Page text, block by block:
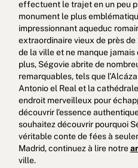
effectuent le trajet en un peu
monument le plus
impressionnant aqueduc
extraordinaire vieux de près
de la ville et ne manque
plus, Ségovie abrite de
remarquables, tels que
Antonio el Real et la
endroit merveilleux pour
découvrir l’essence
souhaitez découvrir pourquoi
véritable conte de fées à
Madrid, continuez à lire notre
ville.